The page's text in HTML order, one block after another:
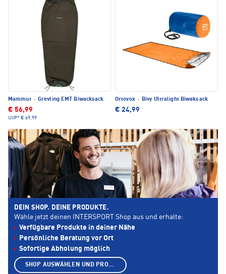
Mammut · Grevling EMT Biwacksack
€ 56,99
UVP* € 69,99
Ortovox · Bivy Ultralight Biwaksack
€ 24,99
DEIN SHOP. DEINE PRODUKTE.
Wähle jetzt deinen INTERSPORT Shop aus und erhalte:
Verfügbare Produkte in deiner Nähe
Persönliche Beratung vor Ort
Sofortige Abholung möglich
SHOP AUSWÄHLEN UND PRODUKTE ANZEIGEN